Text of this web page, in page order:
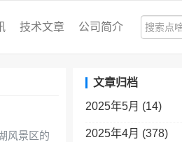
技术文章 公司简介
风景区的
文章归档
2025年5月 (14)
2025年4月 (378)